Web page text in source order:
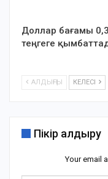
Доллар бағамы
теңгеге
АЛДЫҢҒЫ КЕЛЕСІ
Пікір қалдыру
Your email